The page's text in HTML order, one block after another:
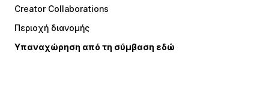
Εσώρουχα
Παλτό
Φούστες
Creator Collaborations
Περιοχή διανομής
Υπαναχώρηση από τη σύμβαση εδώ